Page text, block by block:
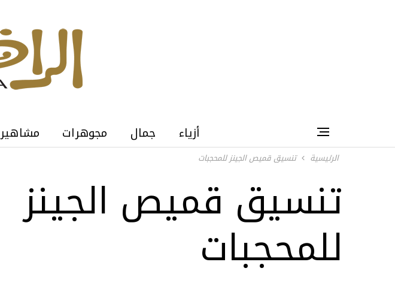
أزياء جمال مجوهرات مشاهير
الرئيسية تنسيق قميص الجينز للمحجبات
تنسيق قميص الجينز
للمحجبات